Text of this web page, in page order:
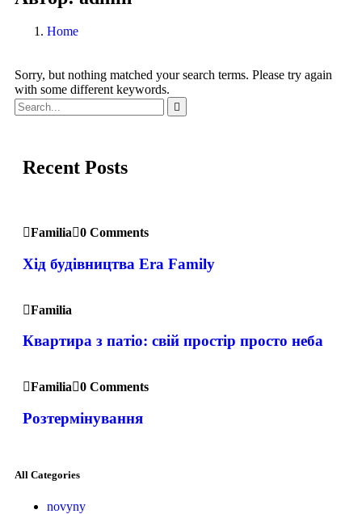
Home
Sorry, but nothing matched your search terms. Please try again
with some different keywords.
Recent Posts
Familia 0 Comments
Хід будівництва Era Family
Familia
Квартира з патіо: свій простір просто неба
Familia 0 Comments
Розтермінування
All Categories
novyny